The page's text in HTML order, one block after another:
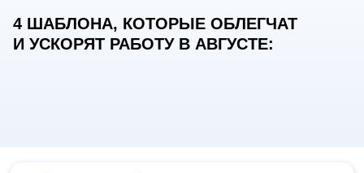
4 ШАБЛОНА, КОТОРЫЕ ОБЛЕГЧАТ
И УСКОРЯТ РАБОТУ В АВГУСТЕ: